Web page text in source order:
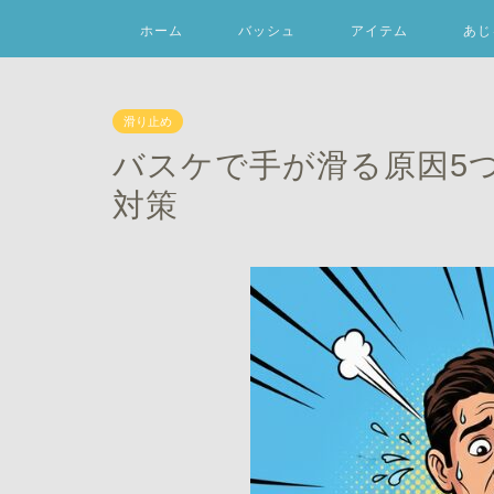
ホーム バッシュ アイテム あ
滑り止め
バスケで手が滑る原因5
対策